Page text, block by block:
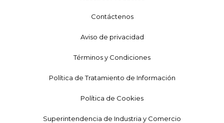
Contáctenos
Aviso de privacidad
Términos y Condiciones
Política de Tratamiento de Información
Política de Cookies
Superintendencia de Industria y Comercio